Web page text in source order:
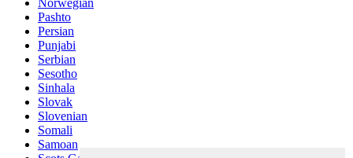
Pashto
Persian
Punjabi
Serbian
Sesotho
Sinhala
Slovak
Slovenian
Somali
Samoan